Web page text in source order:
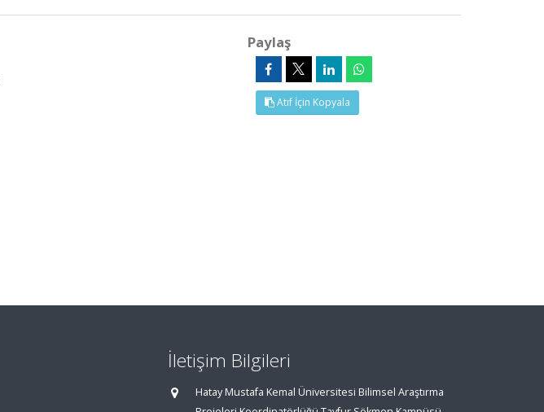
Paylaş
Atıf İçin Kopyala
İletişim Bilgileri
Hatay Mustafa Kemal Üniversitesi Bilimsel Araştırma